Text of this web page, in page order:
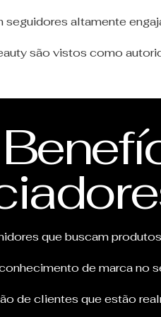
altamente
são vistos como
que buscam
de marca no
de clientes que estão